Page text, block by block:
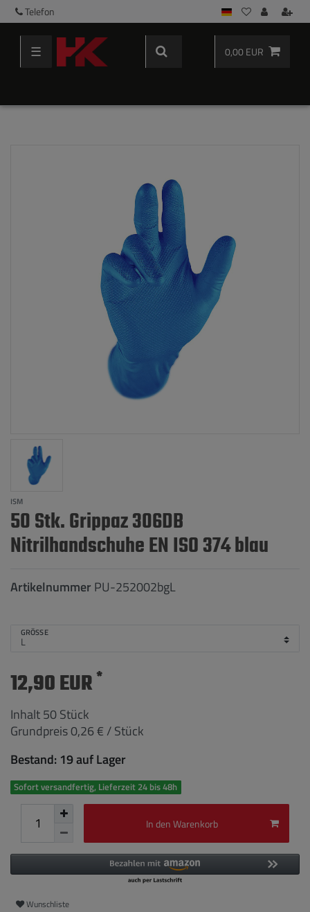
Telefon
☰ 0,00 EUR
ISM
50 Stk. Grippaz 306DB
Nitrilhandschuhe EN ISO 374 blau
Artikelnummer PU-252002bgL
GRÖSSE
12,90 EUR*
Inhalt50Stück
Grundpreis0,26 € / Stück
Bestand: 19 auf Lager
Sofort versandfertig, Lieferzeit 24 bis 48h
In den Warenkorb
Wunschliste